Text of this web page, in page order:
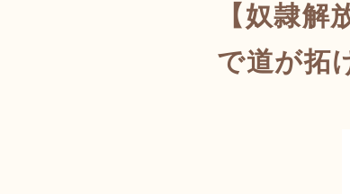
【奴隷
で道が拓